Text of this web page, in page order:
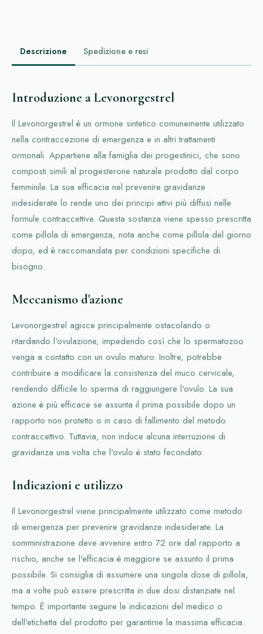
Descrizione Spedizione e resi
Introduzione a Levonorgestrel
Il Levonorgestrel è un ormone sintetico comunemente utilizzato
nella contraccezione di emergenza e in altri trattamenti
ormonali. Appartiene alla famiglia dei progestinici, che sono
composti simili al progesterone naturale prodotto dal corpo
femminile. La sua efficacia nel prevenire gravidanze
indesiderate lo rende uno dei principi attivi più diffusi nelle
formule contraccettive. Questa sostanza viene spesso prescritta
come pillola di emergenza, nota anche come pillola del giorno
dopo, ed è raccomandata per condizioni specifiche di
bisogno.
Meccanismo d'azione
Levonorgestrel agisce principalmente ostacolando o
ritardando l'ovulazione, impedendo così che lo spermatozoo
venga a contatto con un ovulo maturo. Inoltre, potrebbe
contribuire a modificare la consistenza del muco cervicale,
rendendo difficile lo sperma di raggiungere l'ovulo. La sua
azione è più efficace se assunta il prima possibile dopo un
rapporto non protetto o in caso di fallimento del metodo
contraccettivo. Tuttavia, non induce alcuna interruzione di
gravidanza una volta che l'ovulo è stato fecondato.
Indicazioni e utilizzo
Il Levonorgestrel viene principalmente utilizzato come metodo
di emergenza per prevenire gravidanze indesiderate. La
somministrazione deve avvenire entro 72 ore dal rapporto a
rischio, anche se l'efficacia è maggiore se assunto il prima
possibile. Si consiglia di assumere una singola dose di pillola,
ma a volte può essere prescritta in due dosi distanziate nel
tempo. È importante seguire le indicazioni del medico o
dell'etichetta del prodotto per garantirne la massima efficacia.